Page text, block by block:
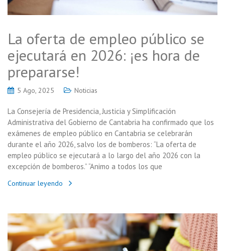
La oferta de empleo público se
ejecutará en 2026: ¡es hora de
prepararse!
5 Ago, 2025 Noticias
La Consejería de Presidencia, Justicia y Simplificación
Administrativa del Gobierno de Cantabria ha confirmado que los
exámenes de empleo público en Cantabria se celebrarán
durante el año 2026, salvo los de bomberos: “La oferta de
empleo público se ejecutará a lo largo del año 2026 con la
excepción de bomberos.” “Animo a todos los que
Continuar leyendo